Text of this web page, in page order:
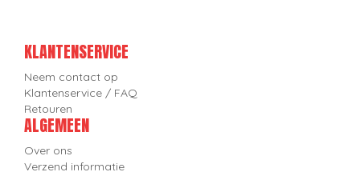
KLANTENSERVICE
Neem contact op
Klantenservice / FAQ
Retouren
ALGEMEEN
Over ons
Verzend informatie